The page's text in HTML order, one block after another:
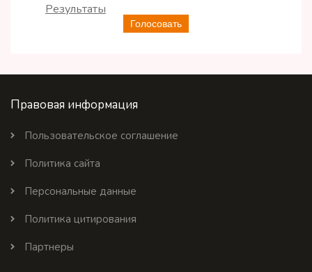
Голосовать
Результаты
Правовая информация
Пользовательское соглашение
Политика сайта
Персональные данные
Политика цитирования
Партнеры